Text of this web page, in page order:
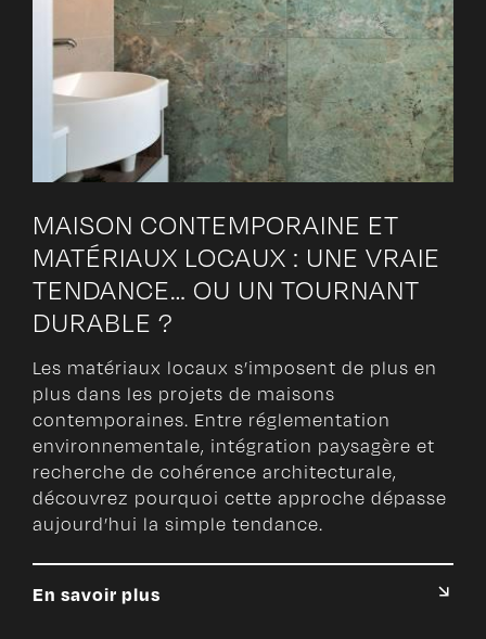
MAISON CONTEMPORAINE ET
MATÉRIAUX LOCAUX : UNE VRAIE
TENDANCE… OU UN TOURNANT
DURABLE ?
Les matériaux locaux s’imposent de plus en
plus dans les projets de maisons
contemporaines. Entre réglementation
environnementale, intégration paysagère et
recherche de cohérence architecturale,
découvrez pourquoi cette approche dépasse
aujourd’hui la simple tendance.
En savoir plus